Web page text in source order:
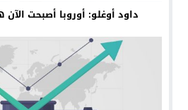
داود أوغلو: أوروبا أصبحت